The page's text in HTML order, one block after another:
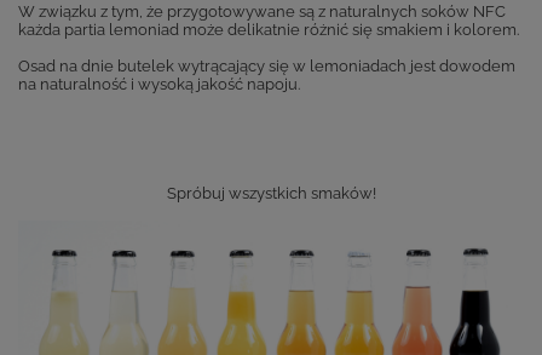
W związku z tym, że przygotowywane są z naturalnych soków NFC
każda partia lemoniad może delikatnie różnić się smakiem i kolorem.
Osad na dnie butelek wytrącający się w lemoniadach jest dowodem
na naturalność i wysoką jakość napoju.
Spróbuj wszystkich smaków!